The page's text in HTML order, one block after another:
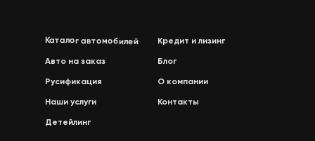
Контакты
Кредит и лизинг
Блог
Наши услуги
Авто на заказ
Русификация
Детейлинг
О компании
Каталог автомобилей